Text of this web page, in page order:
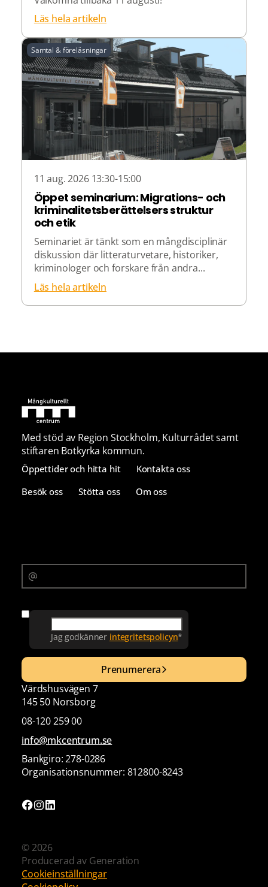
Läs hela artikeln
Samtal & föreläsningar
11 aug. 2026 13:30-15:00
Öppet seminarium: Migrations- och
kriminalitetsberättelsers struktur
och etik
Seminariet är tänkt som en mångdisciplinär
diskussion där litteraturvetare, historiker,
kriminologer och forskare från andra...
Läs hela artikeln
Med stöd av Region Stockholm, Kulturrådet samt
stiftaren Botkyrka kommun.
Öppettider och hitta hit
Kontakta oss
Besök oss
Stötta oss Om oss
Jag godkänner integritetspolicyn*
Prenumerera
Värdshusvägen 7
145 50 Norsborg
08-120 259 00
info@mkcentrum.se
Bankgiro: 278-0286
Organisationsnummer: 812800-8243
© 2026
Producerad av Generation
Cookieinställningar